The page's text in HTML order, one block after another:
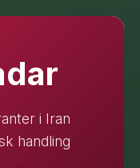
i Iran
handling